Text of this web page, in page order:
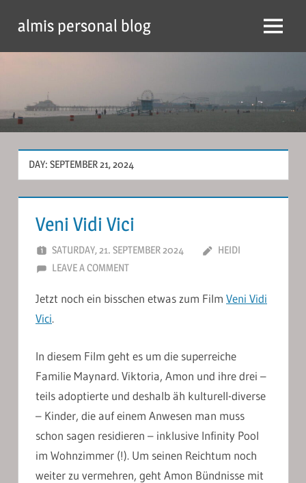
content
almis personal blog Menu
DAY: SEPTEMBER 21, 2024
Veni Vidi Vici
SATURDAY, 21. SEPTEMBER 2024
HEIDI
LEAVE A COMMENT
Jetzt noch ein bisschen etwas zum Film Veni Vidi
Vici.
In diesem Film geht es um die superreiche
Familie Maynard. Viktoria, Amon und ihre drei –
teils adoptierte und deshalb äh kulturell-diverse
– Kinder, die auf einem Anwesen man muss
schon sagen residieren – inklusive Infinity Pool
im Wohnzimmer (!). Um seinen Reichtum noch
weiter zu vermehren, geht Amon Bündnisse mit